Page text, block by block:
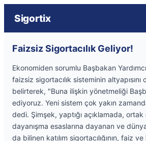
Sigortix
Faizsiz Sigortacılık Geliyor!
Ekonomiden sorumlu Başbakan
faizsiz sigortacılık sisteminin altyapısını
belirterek, "Buna ilişkin yönetmeliği
ediyoruz. Yeni sistem çok yakın
dedi. Şimşek, yaptığı açıklamada, ortak
dayanışma esaslarına dayanan ve
da bilinen katılım sigortacılığının, faiz ve